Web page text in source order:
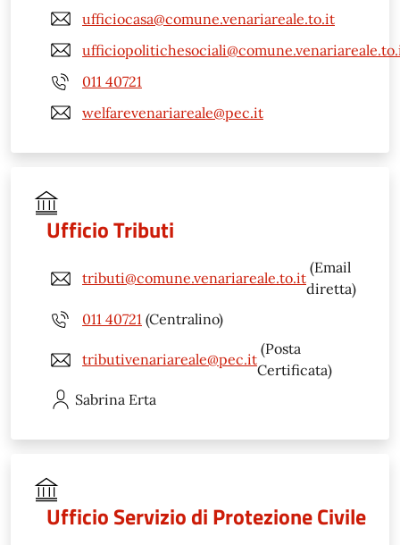
ufficiocasa@comune.venariareale.to.it
011 40721
welfarevenariareale@pec.it
Ufficio Tributi
tributi@comune.venariareale.to.it
(Email
diretta)
011 40721 (Centralino)
tributivenariareale@pec.it
(Posta
Certificata)
Sabrina Erta
Ufficio Servizio di Protezione Civile